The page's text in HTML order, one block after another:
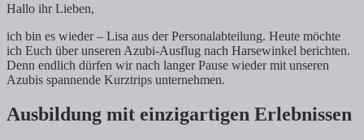
Hallo ihr Lieben,
ich bin es wieder – Lisa aus der Personalabteilung. Heute möchte
ich Euch über unseren Azubi-Ausflug nach Harsewinkel berichten.
Denn endlich dürfen wir nach langer Pause wieder mit unseren
Azubis spannende Kurztrips unternehmen.
Ausbildung mit einzigartigen Erlebnissen